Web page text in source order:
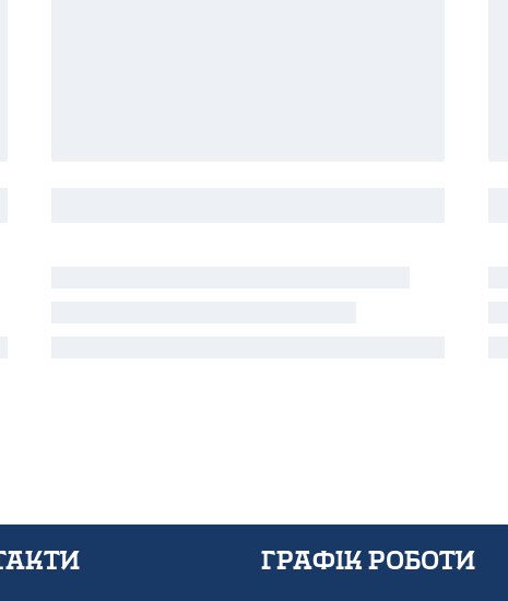
графік роботи